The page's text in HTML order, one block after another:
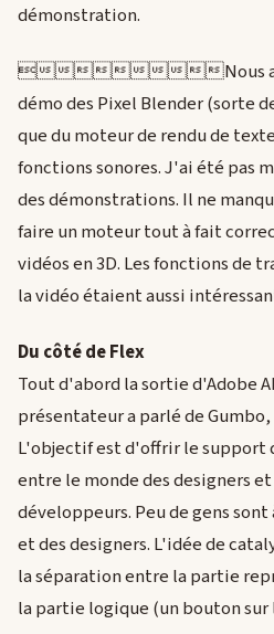
démonstration.
Nous
démo des Pixel Blender (sorte
que du moteur de rendu de
fonctions sonores. J'ai été pas
des démonstrations. Il ne
faire un moteur tout à fait
vidéos en 3D. Les fonctions de
la vidéo étaient aussi
Du côté de Flex
Tout d'abord la sortie d'Adobe
présentateur a parlé de
L'objectif est d'offrir le support
entre le monde des designers
développeurs. Peu de gens
et des designers. L'idée de
la séparation entre la partie
la partie logique (un bouton sur